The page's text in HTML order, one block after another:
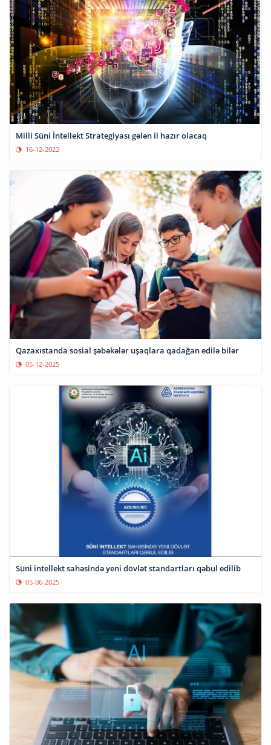
Milli Süni İntellekt Strategiyası gələn il hazır olacaq
16-12-2022
Qazaxıstanda sosial şəbəkələr uşaqlara qadağan edilə bilər
05-12-2025
Süni intellekt sahəsində yeni dövlət standartları qəbul edilib
05-06-2025